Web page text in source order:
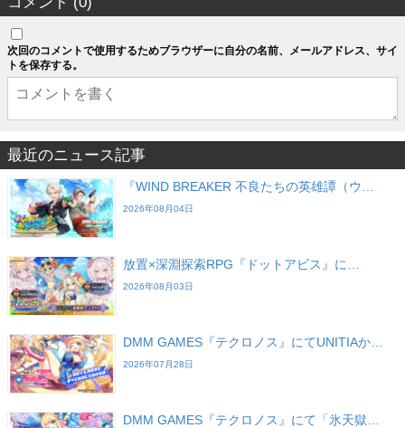
次回のコメントで使用するためブラウザーに自分の名前、メールアドレス、サイ
トを保存する。
最近のニュース記事
『WIND BREAKER 不良たちの英雄譚（ウ…
2026年08月04日
放置×深淵探索RPG『ドットアビス』に…
2026年08月03日
DMM GAMES『テクロノス』にてUNITIAか…
2026年07月28日
DMM GAMES『テクロノス』にて「氷天獄…